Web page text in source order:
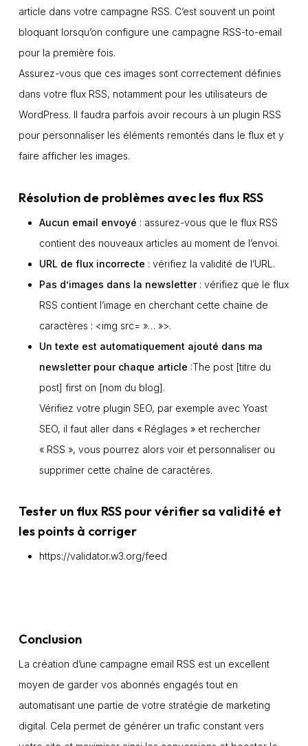
article dans votre campagne RSS. C’est souvent un point
bloquant lorsqu’on configure une campagne RSS-to-email
pour la première fois.
Assurez-vous que ces images sont correctement définies
dans votre flux RSS, notamment pour les utilisateurs de
WordPress. Il faudra parfois avoir recours à un plugin RSS
pour personnaliser les éléments remontés dans le flux et y
faire afficher les images.
Résolution de problèmes avec les flux RSS
Aucun email envoyé : assurez-vous que le flux RSS
contient des nouveaux articles au moment de l’envoi.
URL de flux incorrecte : vérifiez la validité de l’URL.
Pas d’images dans la newsletter : vérifiez que le flux
RSS contient l’image en cherchant cette chaine de
caractères : <img src= »… »>.
Un texte est automatiquement ajouté dans ma
newsletter pour chaque article :The post [titre du
post] first on [nom du blog].
Vérifiez votre plugin SEO, par exemple avec Yoast
SEO, il faut aller dans « Réglages » et rechercher
« RSS », vous pourrez alors voir et personnaliser ou
supprimer cette chaîne de caractères.
Tester un flux RSS pour vérifier sa validité et
les points à corriger
https://validator.w3.org/feed
Conclusion
La création d’une campagne email RSS est un excellent
moyen de garder vos abonnés engagés tout en
automatisant une partie de votre stratégie de marketing
digital. Cela permet de générer un trafic constant vers